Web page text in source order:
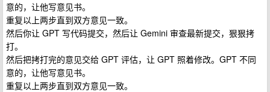
意的，让他写意见书。
重复以上两步直到双方意见一致。
然后你让 GPT 写代码提交，然后让 Gemini 审查最新提交，狠狠拷
打。
然后把拷打完的意见交给 GPT 评估，让 GPT 照着修改。GPT 不同
意的，让他写意见书。
重复以上两步直到双方意见一致。